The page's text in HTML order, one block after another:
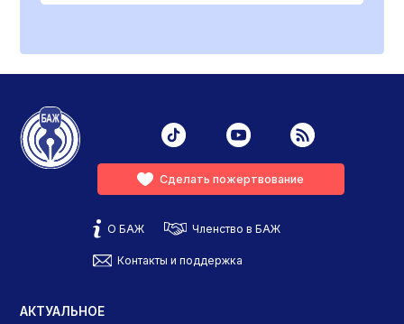
Сделать пожертвование
О БАЖ Членство в БАЖ
Контакты и поддержка
АКТУАЛЬНОЕ